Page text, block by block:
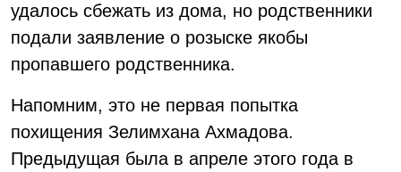
удалось сбежать из дома, но родственники
подали заявление о розыске якобы
пропавшего родственника.
Напомним, это не первая попытка
похищения Зелимхана Ахмадова.
Предыдущая была в апреле этого года в